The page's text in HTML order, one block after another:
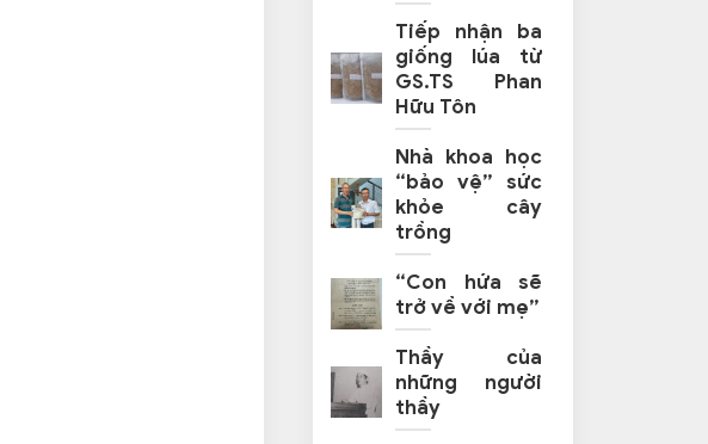
Tiếp nhận ba
giống lúa từ
GS.TS Phan
Hữu Tôn
Nhà khoa học
“bảo vệ” sức
khỏe cây
trồng
“Con hứa sẽ
trở về với mẹ”
Thầy của
những người
thầy